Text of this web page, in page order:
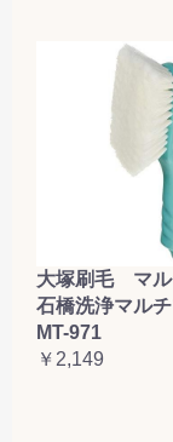
大塚刷毛 マル
石橋洗浄マル
MT-971
￥2,149